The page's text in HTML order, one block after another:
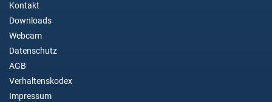
Kontakt
Downloads
Webcam
Datenschutz
AGB
Verhaltenskodex
Impressum